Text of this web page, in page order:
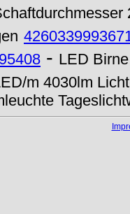
- LED
m 4030lm